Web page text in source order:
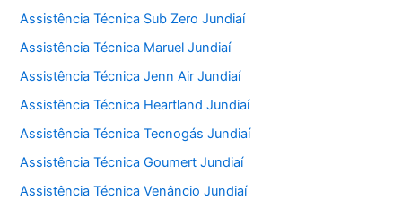
Assistência Técnica Sub Zero Jundiaí
Assistência Técnica Maruel Jundiaí
Assistência Técnica Jenn Air Jundiaí
Assistência Técnica Heartland Jundiaí
Assistência Técnica Tecnogás Jundiaí
Assistência Técnica Goumert Jundiaí
Assistência Técnica Venâncio Jundiaí